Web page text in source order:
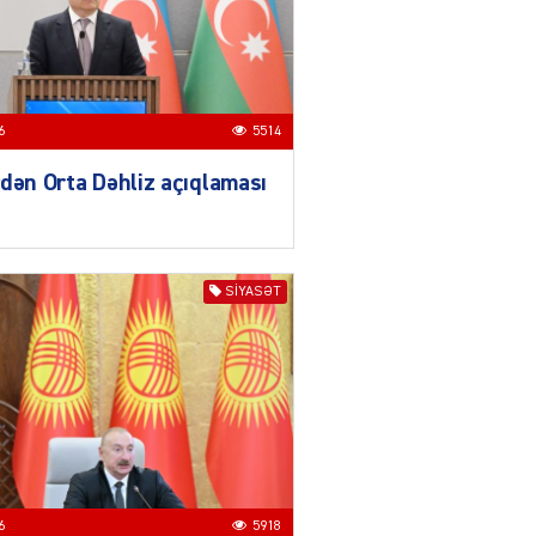
Ekranlardan uzaq qalan
məşhur aktrisanın yeni
qazanc mənbəyi ortaya
çıxdı
04.08.2026 2181
Hüseyn Həsənov haqqında
Milyonluq əmlakı müsadirə
olundu
04.08.2026 5500
İlham Əliyev bu rayona yeni
icra başçısı təyin etdi
04.08.2026
Azərbaycan mina problemi
5514
Orta Dəhliz açıqlaması
SIYASƏT
5918